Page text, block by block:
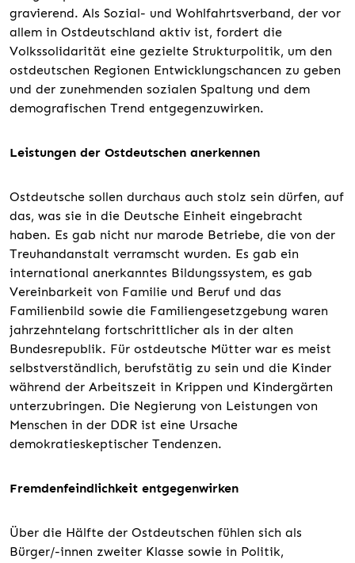
gravierend. Als Sozial- und Wohlfahrtsverband, der vor
allem in Ostdeutschland aktiv ist, fordert die
Volkssolidarität eine gezielte Strukturpolitik, um den
ostdeutschen Regionen Entwicklungschancen zu geben
und der zunehmenden sozialen Spaltung und dem
demografischen Trend entgegenzuwirken.
Leistungen der Ostdeutschen anerkennen
Ostdeutsche sollen durchaus auch stolz sein dürfen, auf
das, was sie in die Deutsche Einheit eingebracht
haben. Es gab nicht nur marode Betriebe, die von der
Treuhandanstalt verramscht wurden. Es gab ein
international anerkanntes Bildungssystem, es gab
Vereinbarkeit von Familie und Beruf und das
Familienbild sowie die Familiengesetzgebung waren
jahrzehntelang fortschrittlicher als in der alten
Bundesrepublik. Für ostdeutsche Mütter war es meist
selbstverständlich, berufstätig zu sein und die Kinder
während der Arbeitszeit in Krippen und Kindergärten
unterzubringen. Die Negierung von Leistungen von
Menschen in der DDR ist eine Ursache
demokratieskeptischer Tendenzen.
Fremdenfeindlichkeit entgegenwirken
Über die Hälfte der Ostdeutschen fühlen sich als
Bürger/-innen zweiter Klasse sowie in Politik,